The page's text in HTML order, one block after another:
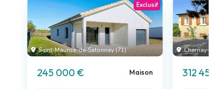
Saint-Maurice-de-Satonnay (71)
Exclusif
245 000 € Maison
Charnay-lès-
312 455